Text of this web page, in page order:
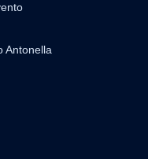
Antonella